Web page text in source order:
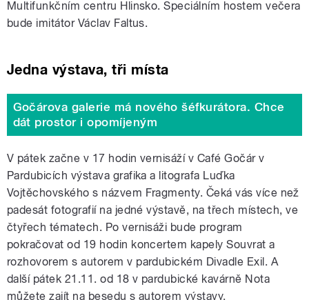
Multifunkčním centru Hlinsko. Speciálním hostem večera
bude imitátor Václav Faltus.
Jedna výstava, tři místa
Gočárova galerie má nového šéfkurátora. Chce
dát prostor i opomíjeným
V pátek začne v 17 hodin vernisáží v Café Gočár v
Pardubicích výstava grafika a litografa Luďka
Vojtěchovského s názvem Fragmenty. Čeká vás více než
padesát fotografií na jedné výstavě, na třech místech, ve
čtyřech tématech. Po vernisáži bude program
pokračovat od 19 hodin koncertem kapely Souvrat a
rozhovorem s autorem v pardubickém Divadle Exil. A
další pátek 21.11. od 18 v pardubické kavárně Nota
můžete zajít na besedu s autorem výstavy.